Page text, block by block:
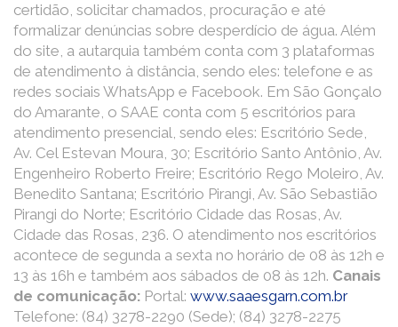
certidão, solicitar chamados, procuração e até
formalizar denúncias sobre desperdício de água. Além
do site, a autarquia também conta com 3 plataformas
de atendimento à distância, sendo eles: telefone e as
redes sociais WhatsApp e Facebook. Em São Gonçalo
do Amarante, o SAAE conta com 5 escritórios para
atendimento presencial, sendo eles: Escritório Sede,
Av. Cel Estevan Moura, 30; Escritório Santo Antônio, Av.
Engenheiro Roberto Freire; Escritório Rego Moleiro, Av.
Benedito Santana; Escritório Pirangi, Av. São Sebastião
Pirangi do Norte; Escritório Cidade das Rosas, Av.
Cidade das Rosas, 236. O atendimento nos escritórios
acontece de segunda a sexta no horário de 08 às 12h e
13 às 16h e também aos sábados de 08 às 12h. Canais
de comunicação: Portal: www.saaesgarn.com.br
Telefone: (84) 3278-2290 (Sede); (84) 3278-2275